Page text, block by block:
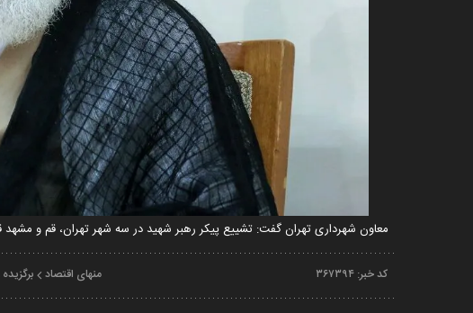
معاون شهرداری تهران گفت: تشییع پیکر رهبر شهید در سه شهر تهران، قم و مشهد قطعی است. در حال
کد خبر: ۳۶۷۳۹۴ منهای اقتصاد